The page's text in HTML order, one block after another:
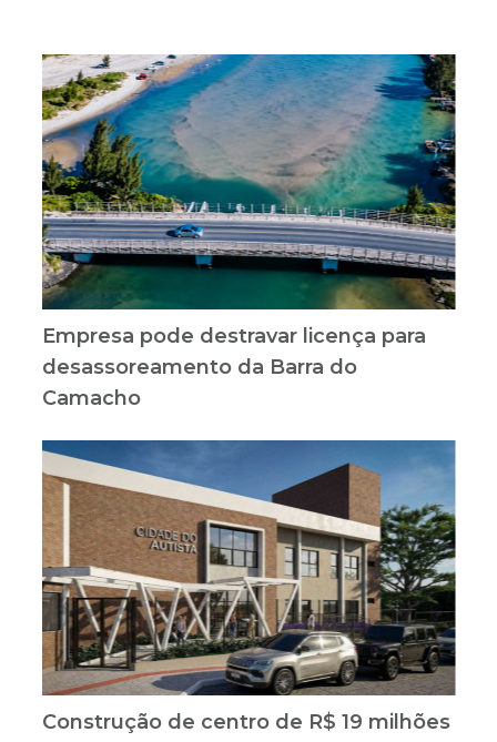
Empresa pode destravar licença para
desassoreamento da Barra do
Camacho
Construção de centro de R$ 19 milhões